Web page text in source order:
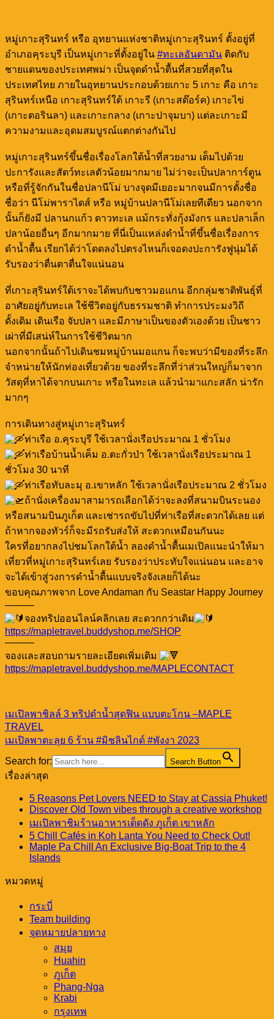
หมู่เกาะสุรินทร์ หรือ อุทยานแห่งชาติหมู่เกาะสุรินทร์ ตั้งอยู่ที่
อำเภอคุระบุรี เป็นหมู่เกาะที่ตั้งอยู่ใน #ทะเลอันดามัน ติดกับ
ชายแดนของประเทศพม่า เป็นจุดดำน้ำตื้นที่สวยที่สุดใน
ประเทศไทย ภายในอุทยานประกอบด้วยเกาะ 5 เกาะ คือ เกาะ
สุรินทร์เหนือ เกาะสุรินทร์ใต้ เกาะรี (เกาะสต๊อร์ค) เกาะไข่
(เกาะตอรินลา) และเกาะกลาง (เกาะปาจุมบา) แต่ละเกาะมี
ความงามและอุดมสมบูรณ์แตกต่างกันไป
หมู่เกาะสุรินทร์ขึ้นชื่อเรื่องโลกใต้น้ำที่สวยงาม เต็มไปด้วย
ปะการังและสัตว์ทะเลตัวน้อยมากมาย ไม่ว่าจะเป็นปลาการ์ตูน
หรือที่รู้จักกันในชื่อปลานีโม่ บางจุดมีเยอะมากจนมีการตั้งชื่อ
ชื่อว่า นีโม่พาราไดส์ หรือ หมู่บ้านปลานีโม่เลยทีเดียว นอกจาก
นั้นก็ยังมี ปลานกแก้ว ดาวทะเล แม้กระทั่งกุ้งมังกร และปลาเล็ก
ปลาน้อยอื่นๆ อีกมากมาย ที่นี่เป็นแหล่งดำน้ำที่ขึ้นชื่อเรื่องการ
ดำน้ำตื้น เรียกได้ว่าโดดลงไปตรงไหนก็เจอดงปะการังฟูนุ่มได้
รับรองว่าตื่นตาตื่นใจแน่นอน
ที่เกาะสุรินทร์ใต้เราจะได้พบกับชาวมอแกน อีกกลุ่มชาติพันธุ์ที่
อาศัยอยู่กับทะเล ใช้ชีวิตอยู่กับธรรมชาติ ทำการประมงวิถี
ดั้งเดิม เดินเรือ จับปลา และมีภาษาเป็นของตัวเองด้วย เป็นชาว
เผ่าที่มีเสน่ห์ในการใช้ชีวิตมาก
นอกจากนั้นถ้าไปเดินชมหมู่บ้านมอแกน ก็จะพบว่ามีของที่ระลึก
จำหน่ายให้นักท่องเที่ยวด้วย ของที่ระลึกที่ว่าส่วนใหญ่ก็มาจาก
วัสดุที่หาได้จากบนเกาะ หรือในทะเล แล้วนำมาแกะสลัก น่ารัก
มากๆ
การเดินทางสู่หมู่เกาะสุรินทร์
ท่าเรือ อ.คุระบุรี ใช้เวลานั่งเรือประมาณ 1 ชั่วโมง
ท่าเรือบ้านน้ำเค็ม อ.ตะกั่วป่า ใช้เวลานั่งเรือประมาณ 1
ชั่วโมง 30 นาที
ท่าเรือทับละมุ อ.เขาหลัก ใช้เวลานั่งเรือประมาณ 2 ชั่วโมง
ถ้านั่งเครื่องมาสามารถเลือกได้ว่าจะลงที่สนามบินระนอง
หรือสนามบินภูเก็ต และเช่ารถขับไปที่ท่าเรือที่สะดวกได้เลย แต่
ถ้าหากจองทัวร์ก็จะมีรถรับส่งให้ สะดวกเหมือนกันนะ
ใครที่อยากลงไปชมโลกใต้น้ำ ลองดำน้ำตื้นเมเปิลแนะนำให้มา
เที่ยวที่หมู่เกาะสุรินทร์เลย รับรองว่าประทับใจแน่นอน และอาจ
จะได้เข้าสู่วงการดำน้ำตื้นแบบจริงจังเลยก็ได้นะ
ขอบคุณภาพจาก Love Andaman กับ Seastar Happy Journey
———
จองทริปออนไลน์คลิกเลย สะดวกกว่าเดิม
https://mapletravel.buddyshop.me/SHOP
———
จองและสอบถามรายละเอียดเพิ่มเติม
https://mapletravel.buddyshop.me/MAPLECONTACT
เมเปิลพาชิลล์ 3 ทริปดำน้ำสุดฟิน แบบตะโกน –MAPLE
TRAVEL
เมเปิลพาตะลุย 6 ร้าน #มิชลินไกด์ #พังงา 2023
Search for:
Search Button
เรื่องล่าสุด
5 Reasons Pet Lovers NEED to Stay at Cassia Phuket!
Discover Old Town vibes through a creative workshop
เมเปิลพาชิมร้านอาหารเด็ดดัง ภูเก็ต เขาหลัก
5 Chill Cafés in Koh Lanta You Need to Check Out!
Maple Pa Chill An Exclusive Big-Boat Trip to the 4
Islands
หมวดหมู่
กระบี่
Team building
จุดหมายปลายทาง
สมุย
Huahin
ภูเก็ต
Phang-Nga
Krabi
กรุงเทพ